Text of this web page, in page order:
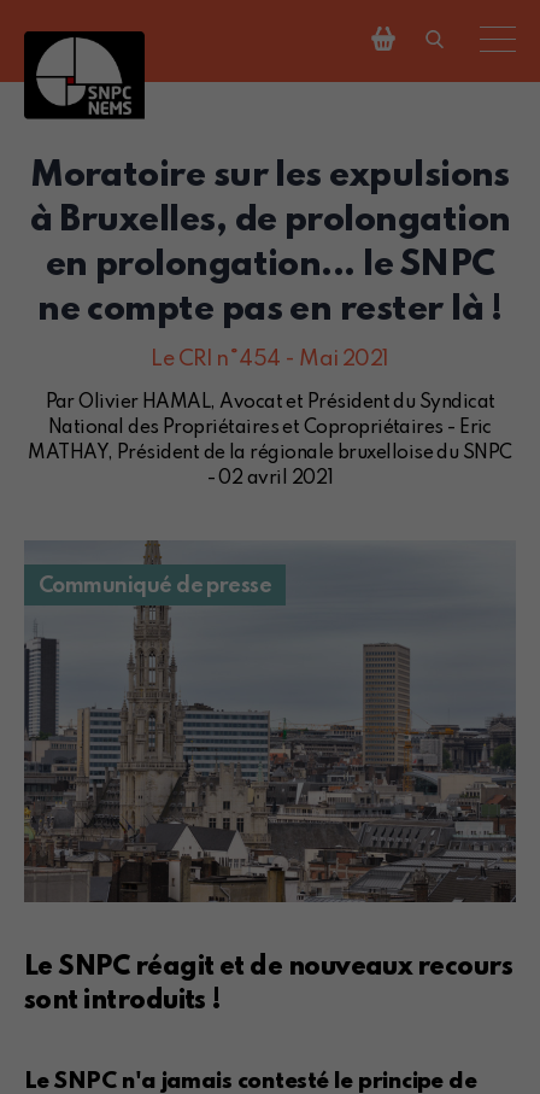
Moratoire sur les expulsions
à Bruxelles, de prolongation
en prolongation... le SNPC
ne compte pas en rester là !
Le CRI n°454 - Mai 2021
Par Olivier HAMAL, Avocat et Président du Syndicat
National des Propriétaires et Copropriétaires - Eric
MATHAY, Président de la régionale bruxelloise du SNPC
- 02 avril 2021
Communiqué de presse
Le SNPC réagit et de nouveaux recours
sont introduits !
Le SNPC n'a jamais contesté le principe de